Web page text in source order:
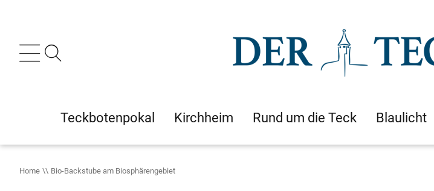
Teckbotenpokal Kirchheim Rund um die Teck Blaulicht
Home Bio-Backstube am Biosphärengebiet